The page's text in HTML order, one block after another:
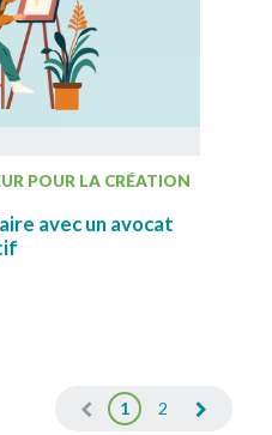
POUR LA CRÉATION
avec un avocat
1 2